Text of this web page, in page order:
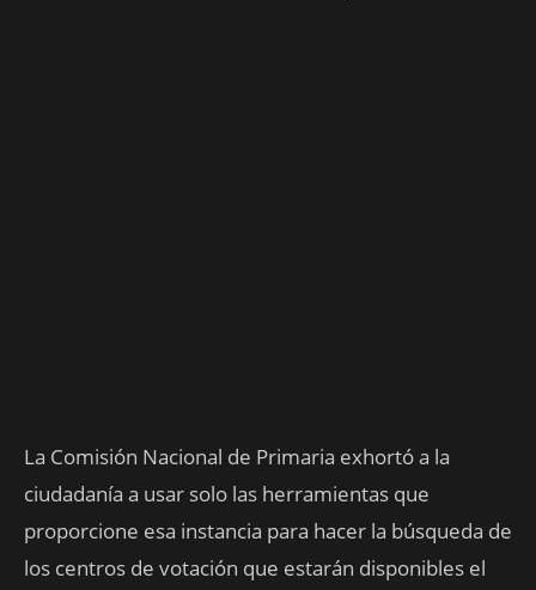
La Comisión Nacional de Primaria exhortó a la
ciudadanía a usar solo las herramientas que
proporcione esa instancia para hacer la búsqueda de
los centros de votación que estarán disponibles el